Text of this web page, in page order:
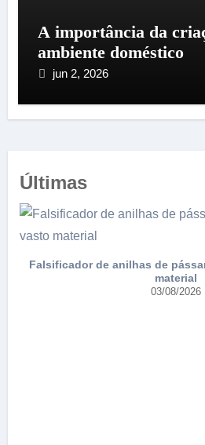
A importância da
ambiente doméstico
jun 2, 2026
Últimas
Falsificador de anilhas de
material
03/08/2026